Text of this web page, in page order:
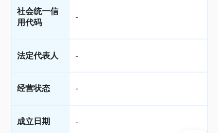
社会统一信
用代码
-
法定代表人 -
经营状态 -
成立日期 -